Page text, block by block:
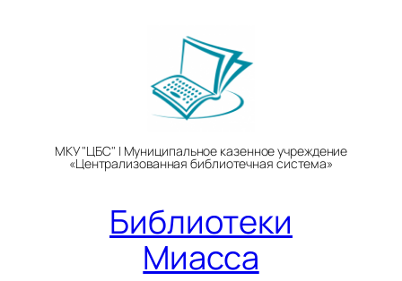
МКУ "ЦБС" | Муниципальное казенное учреждение
«Централизованная библиотечная система»
Библиотеки
Миасса